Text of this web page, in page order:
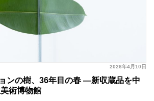
2026年4月10日
ンの樹、36年目の春 ―新収蔵品を中
術博物館